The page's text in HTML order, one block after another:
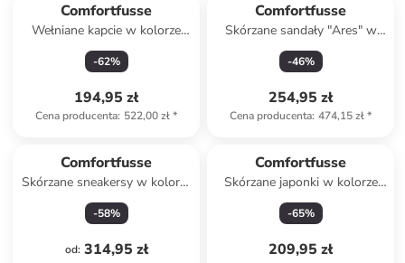
Comfortfusse
Wełniane kapcie w kolorze
czerwonym
-62%
194,95 zł
Cena producenta: 522,00 zł*
Comfortfusse
Skórzane sandały "Ares" w
kolorze jasnobrązowo-
czarnym
-46%
254,95 zł
Cena producenta: 474,15 zł*
Comfortfusse
Skórzane sneakersy w kolorze
białym
-58%
od: 314,95 zł
Comfortfusse
Skórzane japonki w kolorze
jasnobrązowym
-65%
209,95 zł